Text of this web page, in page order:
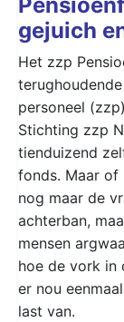
gejuich
Het zzp
personeel
Stichting zzp
tienduizend
fonds. Maar
nog maar de
achterban,
mensen
hoe de vork in
er nou
last van.